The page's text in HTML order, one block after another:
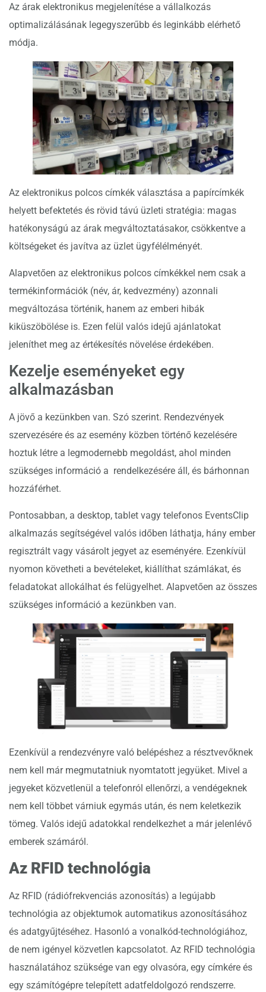
Az árak elektronikus megjelenítése a vállalkozás
optimalizálásának legegyszerűbb és leginkább elérhető
módja.
Az elektronikus polcos címkék választása a papírcímkék
helyett befektetés és rövid távú üzleti stratégia: magas
hatékonyságú az árak megváltoztatásakor, csökkentve a
költségeket és javítva az üzlet ügyfélélményét.
Alapvetően az elektronikus polcos címkékkel nem csak a
termékinformációk (név, ár, kedvezmény) azonnali
megváltozása történik, hanem az emberi hibák
kiküszöbölése is. Ezen felül valós idejű ajánlatokat
jeleníthet meg az értékesítés növelése érdekében.
Kezelje eseményeket egy
alkalmazásban
A jövő a kezünkben van. Szó szerint. Rendezvények
szervezésére és az esemény közben történő kezelésére
hoztuk létre a legmodernebb megoldást, ahol minden
szükséges információ a rendelkezésére áll, és bárhonnan
hozzáférhet.
Pontosabban, a desktop, tablet vagy telefonos EventsClip
alkalmazás segítségével valós időben láthatja, hány ember
regisztrált vagy vásárolt jegyet az eseményére. Ezenkívül
nyomon követheti a bevételeket, kiállíthat számlákat, és
feladatokat allokálhat és felügyelhet. Alapvetően az összes
szükséges információ a kezünkben van.
Ezenkívül a rendezvényre való belépéshez a résztvevőknek
nem kell már megmutatniuk nyomtatott jegyüket. Mivel a
jegyeket közvetlenül a telefonról ellenőrzi, a vendégeknek
nem kell többet várniuk egymás után, és nem keletkezik
tömeg. Valós idejű adatokkal rendelkezhet a már jelenlévő
emberek számáról.
Az RFID technológia
Az RFID (rádiófrekvenciás azonosítás) a legújabb
technológia az objektumok automatikus azonosításához
és adatgyűjtéséhez. Hasonló a vonalkód-technológiához,
de nem igényel közvetlen kapcsolatot. Az RFID technológia
használatához szüksége van egy olvasóra, egy címkére és
egy számítógépre telepített adatfeldolgozó rendszerre.